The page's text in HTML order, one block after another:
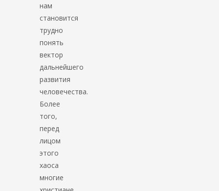
нам
становится
трудно
понять
вектор
дальнейшего
развития
человечества.
Более
того,
перед
лицом
этого
хаоса
многие